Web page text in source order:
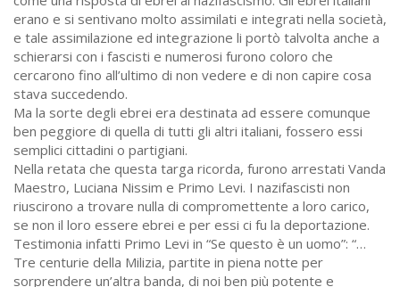
erano e si sentivano molto assimilati e integrati nella società,
e tale assimilazione ed integrazione li portò talvolta anche a
schierarsi con i fascisti e numerosi furono coloro che
cercarono fino all’ultimo di non vedere e di non capire cosa
stava succedendo.
Ma la sorte degli ebrei era destinata ad essere comunque
ben peggiore di quella di tutti gli altri italiani, fossero essi
semplici cittadini o partigiani.
Nella retata che questa targa ricorda, furono arrestati Vanda
Maestro, Luciana Nissim e Primo Levi. I nazifascisti non
riuscirono a trovare nulla di compromettente a loro carico,
se non il loro essere ebrei e per essi ci fu la deportazione.
Testimonia infatti Primo Levi in “Se questo è un uomo”: “…
Tre centurie della Milizia, partite in piena notte per
sorprendere un’altra banda, di noi ben più potente e